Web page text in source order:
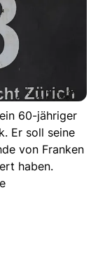
60-jähriger
Er soll seine
von Franken
haben.